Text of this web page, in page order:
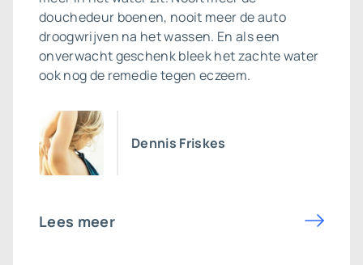
douchedeur boenen, nooit meer de auto
droogwrijven na het wassen. En als een
onverwacht geschenk bleek het zachte water
ook nog de remedie tegen eczeem.
Dennis Friskes
Lees meer